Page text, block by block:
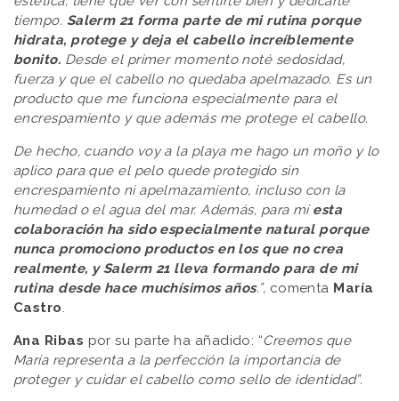
tiempo. Salerm 21 forma parte de mi rutina porque
hidrata, protege y deja el cabello increíblemente
bonito. Desde el primer momento noté sedosidad,
fuerza y que el cabello no quedaba apelmazado. Es un
producto que me funciona especialmente para el
encrespamiento y que además me protege el cabello.
De hecho, cuando voy a la playa me hago un moño y lo
aplico para que el pelo quede protegido sin
encrespamiento ni apelmazamiento, incluso con la
humedad o el agua del mar. Además, para míesta
colaboración ha sido especialmente natural porque
nunca promociono productos en los que no crea
realmente, y Salerm 21 lleva formando para de mi
rutina desde hace muchísimos años.”, comenta María
Castro.
Ana Ribas por su parte ha añadido: “Creemos que
María representa a la perfección la importancia de
proteger y cuidar el cabello como sello de identidad”.